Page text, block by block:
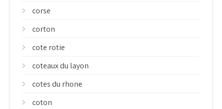
corse
corton
cote rotie
coteaux du layon
cotes du rhone
coton